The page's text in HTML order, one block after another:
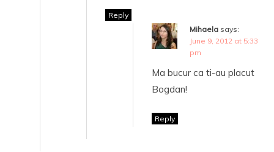
Reply
Mihaela says:
June 9, 2012 at 5:33
pm
Ma bucur ca ti-au placut
Bogdan!
Reply